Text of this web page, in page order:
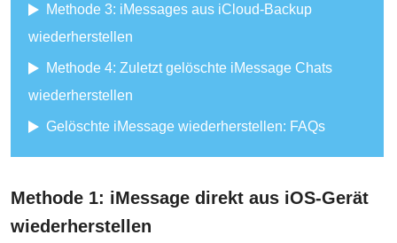
Methode 3: iMessages aus iCloud-Backup
wiederherstellen
Methode 4: Zuletzt gelöschte iMessage Chats
wiederherstellen
Gelöschte iMessage wiederherstellen: FAQs
Methode 1: iMessage direkt aus iOS-Gerät
wiederherstellen